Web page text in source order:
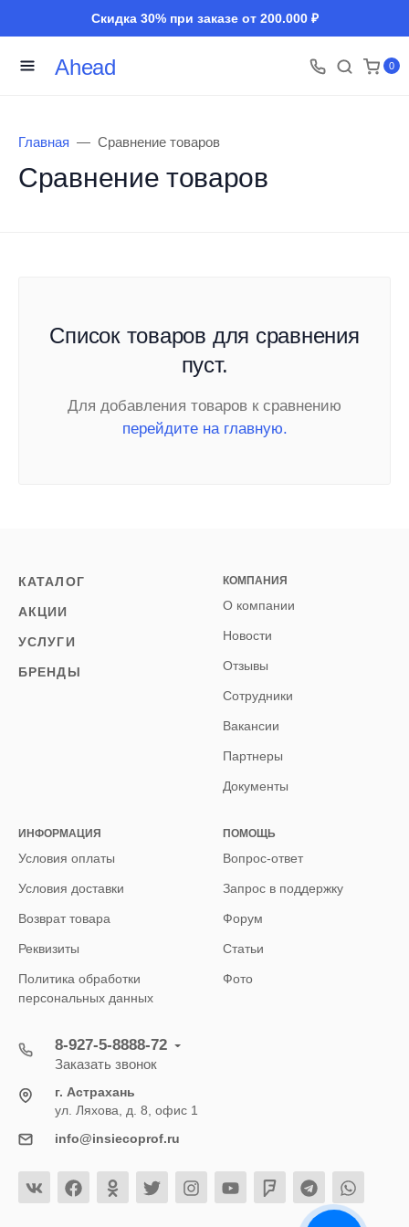
Скидка 30% при заказе от 200.000 ₽
Ahead 0
Главная Сравнение товаров
Сравнение товаров
Список товаров для сравнения
пуст.
Для добавления товаров к сравнению
перейдите на главную.
КАТАЛОГ
АКЦИИ
УСЛУГИ
БРЕНДЫ
КОМПАНИЯ
О компании
Новости
Отзывы
Сотрудники
Вакансии
Партнеры
Документы
ИНФОРМАЦИЯ
Условия оплаты
Условия доставки
Возврат товара
Реквизиты
Политика обработки
персональных данных
ПОМОЩЬ
Вопрос-ответ
Запрос в поддержку
Форум
Статьи
Фото
8-927-5-8888-72
Заказать звонок
г. Астрахань
ул. Ляхова, д. 8, офис 1
info@insiecoprof.ru